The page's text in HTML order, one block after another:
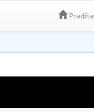
Pradžia